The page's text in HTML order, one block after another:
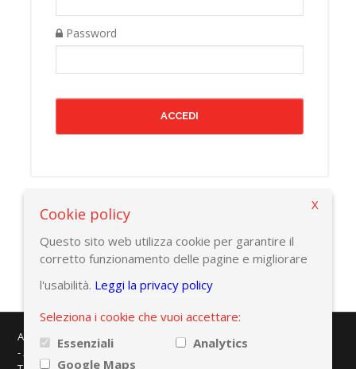
Password
Torna alla pagina precedente
AMAPLAST - Centro Direzionale Milanofiori - Strada 1 - Palazzo F/3
- 20057 Assago (MI)
Cookie policy
Questo sito web utilizza cookie per garantire il
corretto funzionamento delle pagine e migliorare
l'usabilità. Leggi la privacy policy
Seleziona i cookie che vuoi accettare:
Essenziali
Analytics
Google Maps
X